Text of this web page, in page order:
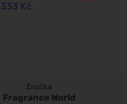
333 Kč
Značka
Fragrance World